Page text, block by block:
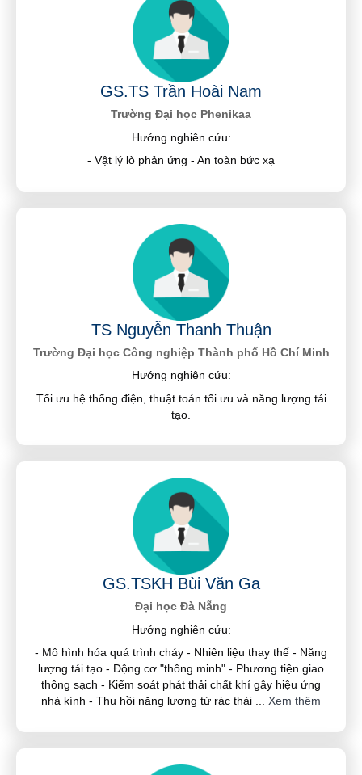
GS.TS Trần Hoài Nam
Trường Đại học Phenikaa
Hướng nghiên cứu:
- Vật lý lò phản ứng - An toàn bức xạ
TS Nguyễn Thanh Thuận
Trường Đại học Công nghiệp Thành phố Hồ Chí Minh
Hướng nghiên cứu:
Tối ưu hệ thống điện, thuật toán tối ưu và năng lượng tái
tạo.
GS.TSKH Bùi Văn Ga
Đại học Đà Nẵng
Hướng nghiên cứu:
- Mô hình hóa quá trình cháy - Nhiên liệu thay thế - Năng
lượng tái tạo - Động cơ "thông minh" - Phương tiện giao
thông sạch - Kiểm soát phát thải chất khí gây hiệu ứng
nhà kính - Thu hồi năng lượng từ rác thải
Xem thêm